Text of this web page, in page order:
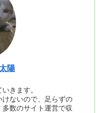
陽
きます。
ないので、足らずの
数のサイト運営で収